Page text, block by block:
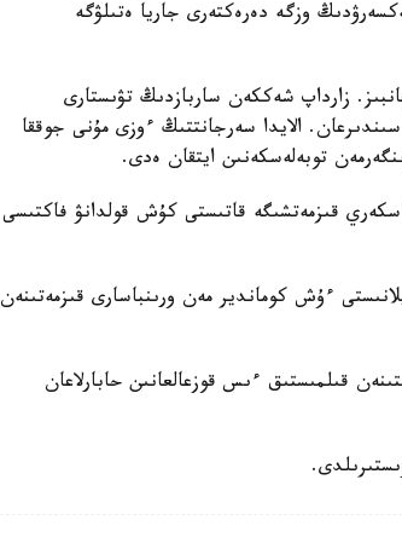
تەكسەرۋدىڭ وزگە دەرەكتەرى جاريا ەتىلۋگە
زارداپ شەككەن ساربازدىڭ تۋىستارى
الايدا سەرجانتتىڭ ءوزى مۇنى جوققا
توبەلەسكەنىن ايتقان ەدى.
قىزمەتشىگە قاتىستى كۇش قولدانۋ فاكتىسى
ءۇش كوماندير مەن ورىنباسارى قىزمەتىنەن
قىلمىستىق ءىس قوزعالعانىن حابارلاعان